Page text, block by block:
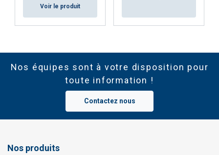
Voir le produit
Nos équipes sont à votre disposition pour
toute information !
Contactez nous
Nos produits